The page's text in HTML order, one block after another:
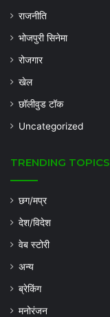
राजनीति
भोजपुरी सिनेमा
रोजगार
खेल
छॉलीवुड टॉक
Uncategorized
TRENDING TOPICS
छग/मप्र
देश/विदेश
वेब स्टोरी
अन्य
ब्रेकिंग
मनोरंजन